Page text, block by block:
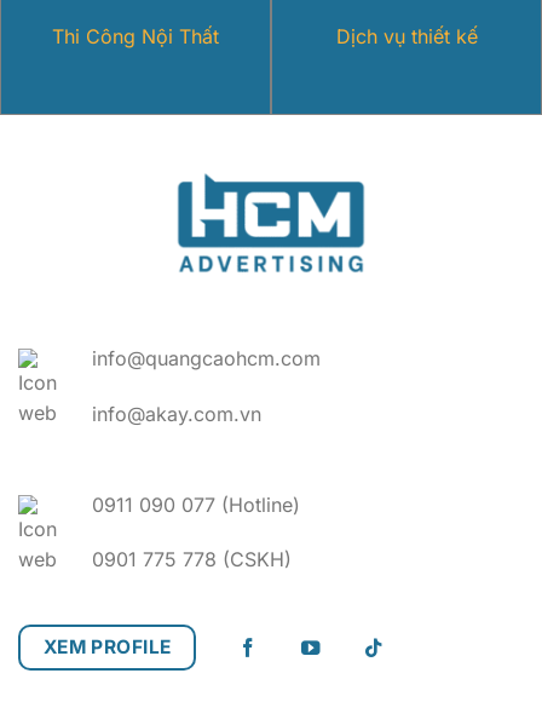
Thi Công Nội Thất Dịch vụ thiết kế
info@quangcaohcm.com
info@akay.com.vn
0911 090 077 (Hotline)
0901 775 778 (CSKH)
XEM PROFILE